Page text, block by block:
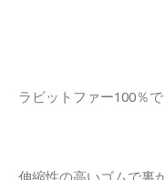
ラビットファー100％